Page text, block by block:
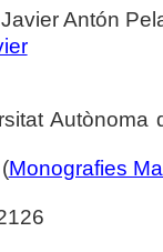
Antón
Monografies